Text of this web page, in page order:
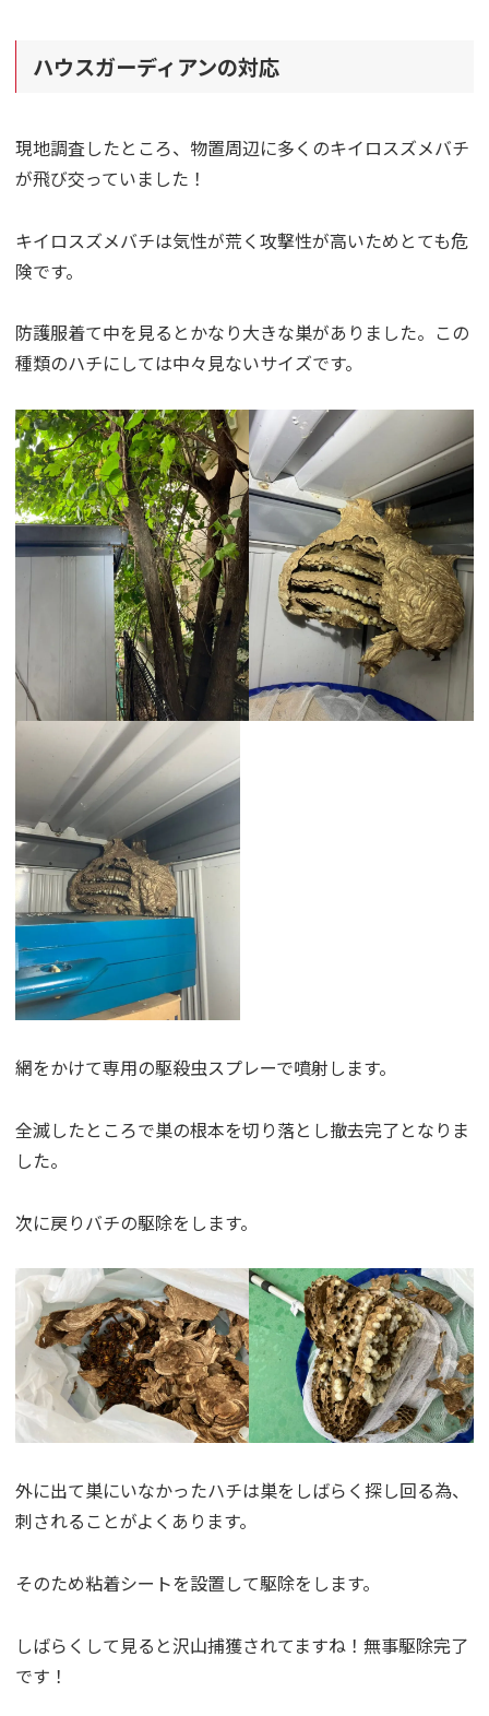
ハウスガーディアンの対応
現地調査したところ、物置周辺に多くのキイロスズメバチ
が飛び交っていました！
キイロスズメバチは気性が荒く攻撃性が高いためとても危
険です。
防護服着て中を見るとかなり大きな巣がありました。この
種類のハチにしては中々見ないサイズです。
網をかけて専用の駆殺虫スプレーで噴射します。
全滅したところで巣の根本を切り落とし撤去完了となりま
した。
次に戻りバチの駆除をします。
外に出て巣にいなかったハチは巣をしばらく探し回る為、
刺されることがよくあります。
そのため粘着シートを設置して駆除をします。
しばらくして見ると沢山捕獲されてますね！無事駆除完了
です！